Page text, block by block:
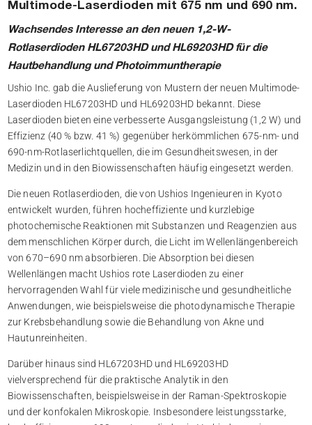
Multimode-Laserdioden mit 675 nm und 690 nm.
Wachsendes Interesse an den neuen 1,2-W-
Rotlaserdioden HL67203HD und HL69203HD für die
Hautbehandlung und Photoimmuntherapie
Ushio Inc. gab die Auslieferung von Mustern der neuen Multimode-
Laserdioden HL67203HD und HL69203HD bekannt. Diese
Laserdioden bieten eine verbesserte Ausgangsleistung (1,2 W) und
Effizienz (40 % bzw. 41 %) gegenüber herkömmlichen 675-nm- und
690-nm-Rotlaserlichtquellen, die im Gesundheitswesen, in der
Medizin und in den Biowissenschaften häufig eingesetzt werden.
Die neuen Rotlaserdioden, die von Ushios Ingenieuren in Kyoto
entwickelt wurden, führen hocheffiziente und kurzlebige
photochemische Reaktionen mit Substanzen und Reagenzien aus
dem menschlichen Körper durch, die Licht im Wellenlängenbereich
von 670–690 nm absorbieren. Die Absorption bei diesen
Wellenlängen macht Ushios rote Laserdioden zu einer
hervorragenden Wahl für viele medizinische und gesundheitliche
Anwendungen, wie beispielsweise die photodynamische Therapie
zur Krebsbehandlung sowie die Behandlung von Akne und
Hautunreinheiten.
Darüber hinaus sind HL67203HD und HL69203HD
vielversprechend für die praktische Analytik in den
Biowissenschaften, beispielsweise in der Raman-Spektroskopie
und der konfokalen Mikroskopie. Insbesondere leistungsstarke,